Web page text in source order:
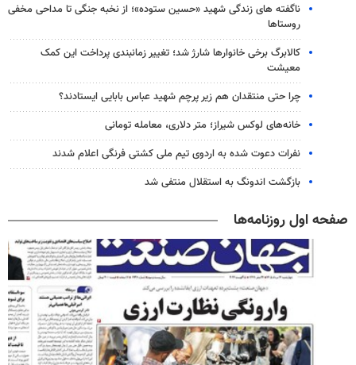
ناگفته های زندگی شهید «حسین ستوده»؛ از نخبه جنگی تا مداحی مخفی
روستاها
کالابرگ برخی خانوارها شارژ شد؛ تغییر زمانبندی پرداخت این کمک
معیشت
چرا حتی منتقدان هم زیر پرچم شهید عباس بابایی ایستادند؟
خانه‌های لوکس شیراز؛ متر دلاری، معامله تومانی
نفرات دعوت شده به اردوی تیم ملی کشتی فرنگی اعلام شدند
بازگشت اندونگ به استقلال منتفی شد
صفحه اول روزنامه‌ها